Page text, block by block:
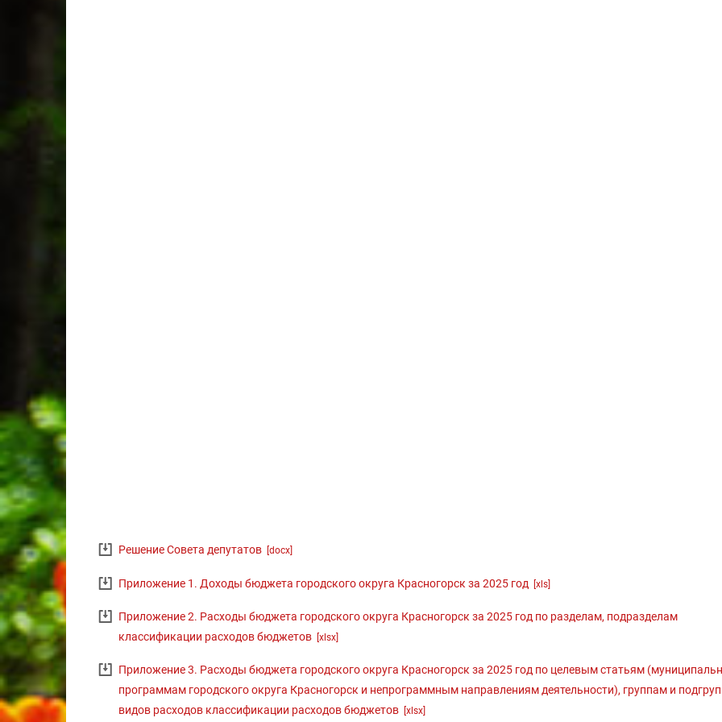
Решение Совета депутатов [docx]
Приложение 1. Доходы бюджета городского округа Красногорск за 2025 год [xls]
Приложение 2. Расходы бюджета городского округа Красногорск за 2025 год по разделам, подразделам
классификации расходов бюджетов
[xlsx]
Приложение 3. Расходы бюджета городского округа Красногорск за 2025 год по целевым статьям
программам городского округа Красногорск и непрограммным направлениям деятельности), группам и
видов расходов классификации расходов бюджетов
[xlsx]